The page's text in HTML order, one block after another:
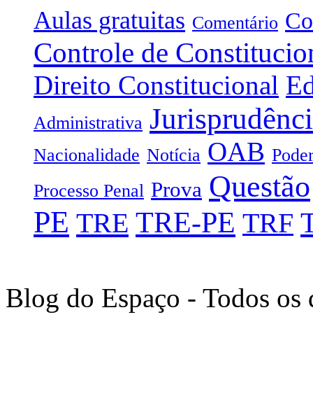
Aulas gratuitas Comentário
Controle de
Direito Constitucional
Administrativa
Nacionalidade Notícia OAB
Processo Penal Prova Questão
PE TRE TRE-PE TRF
Blog do Espaço - Todos